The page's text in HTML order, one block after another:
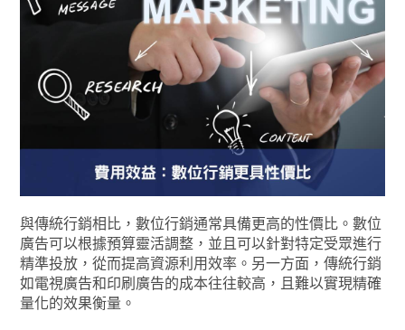
與傳統行銷相比，數位行銷通常具備更高的性價比。數位
廣告可以根據預算靈活調整，並且可以針對特定受眾進行
精準投放，從而提高資源利用效率。另一方面，傳統行銷
如電視廣告和印刷廣告的成本往往較高，且難以實現精確
量化的效果衡量。